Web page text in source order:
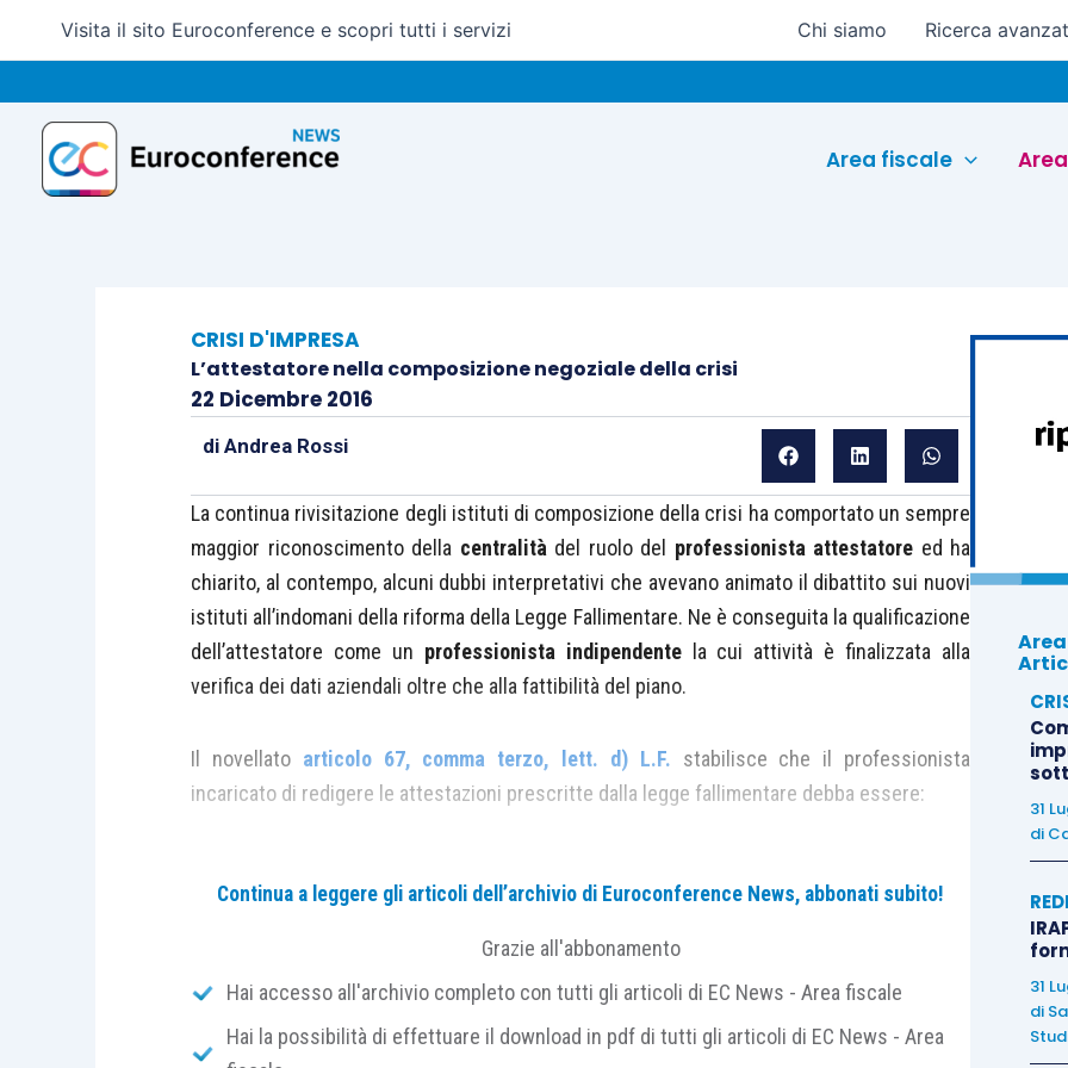
Visita il sito Euroconference e scopri tutti i servizi Chi siamo Ricerca
Area fiscale
CRISI D'IMPRESA
L’attestatore nella composizione negoziale della crisi
22 Dicembre 2016
di Andrea Rossi
La continua rivisitazione degli istituti di composizione della crisi ha comportato un sempre
maggior riconoscimento della centralità del ruolo del professionista attestatore ed ha
chiarito, al contempo, alcuni dubbi interpretativi che avevano animato il dibattito sui nuovi
istituti all’indomani della riforma della Legge Fallimentare. Ne è conseguita la qualificazione
dell’attestatore come un professionista indipendentela cui attività è finalizzata alla
verifica dei dati aziendali oltre che alla fattibilità del piano.
Il novellato articolo 67, comma terzo, lett. d) L.F. stabilisce che il professionista
incaricato di redigere le attestazioni prescritte dalla legge fallimentare debba essere:
frase “ai sensi dell’articolo 2501-bis, quarto comma, del codice civile”,facendo
conseguentemente venire meno il dubbio che l’attestatore dovesse essere
febbraio 2011, Trib. Verona, 27 luglio 2011);
iscritto nel registro dei revisori legali;
Continua a leggere gli articoli dell’archivio di Euroconference News, abbonati subito!
Grazie all'abbonamento
Hai accesso all'archivio completo con tutti gli articoli di EC News - Area fiscale
Hai la possibilità di effettuare il download in pdf di tutti gli articoli di EC News - Area
31
di
31
di